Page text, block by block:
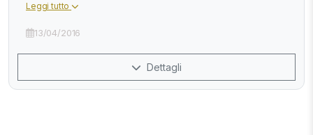
Leggi tutto
13/04/2016
Dettagli